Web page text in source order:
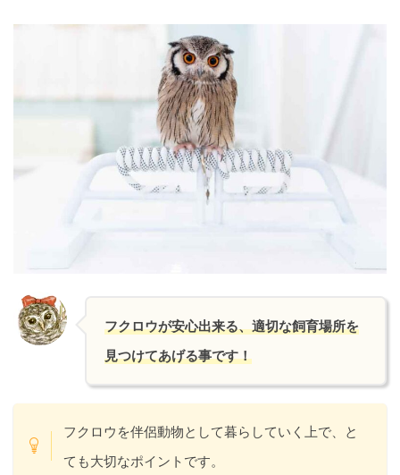
フクロウが安心出来る、適切な飼育場所を
見つけてあげる事です！
フクロウを伴侶動物として暮らしていく上で、と
ても大切なポイントです。